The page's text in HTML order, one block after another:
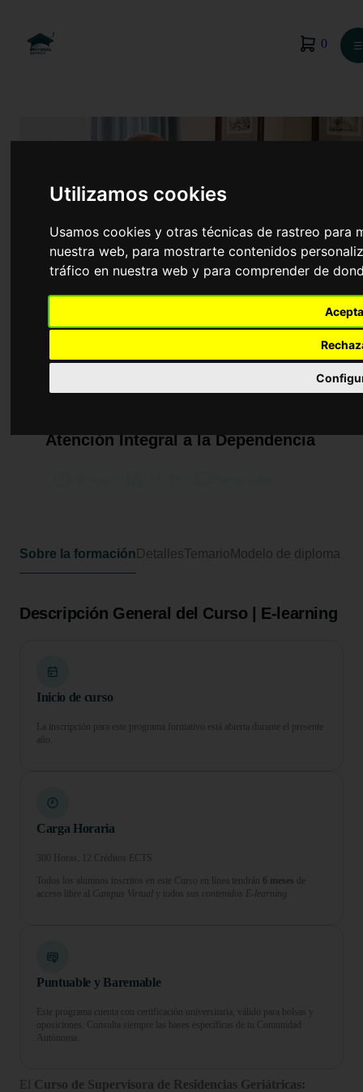
Utilizamos cookies
Usamos cookies y otras técnicas de rastreo para
nuestra web, para mostrarte contenidos
tráfico en nuestra web y para comprender de
0 ☰
Dependencia
Curso de Desarrollo Profesional en
Atención Integral a la Dependencia
Sobre la formación DetallesTemario Modelo de diploma
Descripción General del Curso | E-learning
Inicio de curso
La inscripción para este programa formativo está abierta durante el presente
año.
Carga Horaria
300 Horas, 12 Créditos ECTS
Todos los alumnos inscritos en este Curso en línea tendrán 6 meses de
acceso libre al Campus Virtual y todos sus contenidos E-learning.
Puntuable y Baremable
Este programa cuenta con certificación universitaria, válido para bolsas y
oposiciones. Consulta siempre las bases específicas de tu Comunidad
Autónoma.
El Curso de Supervisora de Residencias Geriátricas: